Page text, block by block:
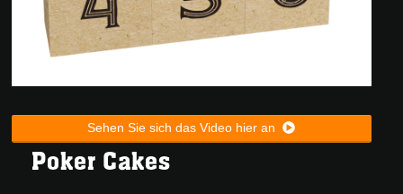
Sehen Sie sich das Video hier an
Poker Cakes